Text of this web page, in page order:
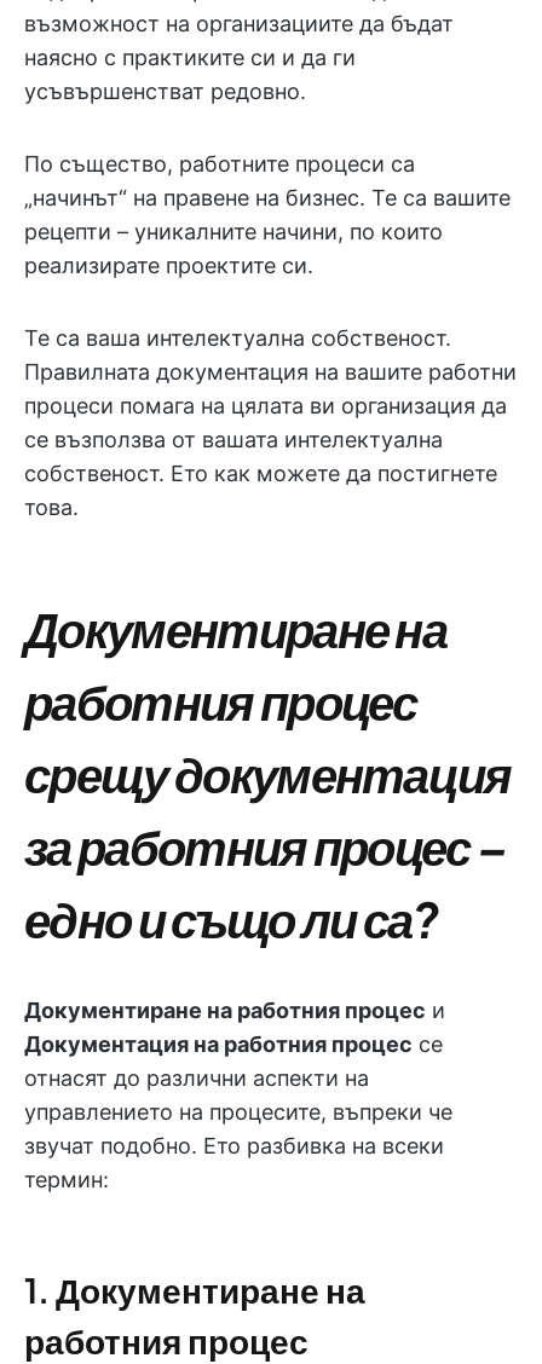
възможност на организациите да бъдат
наясно с практиките си и да ги
усъвършенстват редовно.
По същество, работните процеси са
„начинът“ на правене на бизнес. Те са вашите
рецепти – уникалните начини, по които
реализирате проектите си.
Те са ваша интелектуална собственост.
Правилната документация на вашите работни
процеси помага на цялата ви организация да
се възползва от вашата интелектуална
собственост. Ето как можете да постигнете
това.
Документиране на
работния процес
срещу документация
за работния процес –
едно и също ли са?
Документиране на работния процес и
Документация на работния процес се
отнасят до различни аспекти на
управлението на процесите, въпреки че
звучат подобно. Ето разбивка на всеки
термин:
1. Документиране на
работния процес